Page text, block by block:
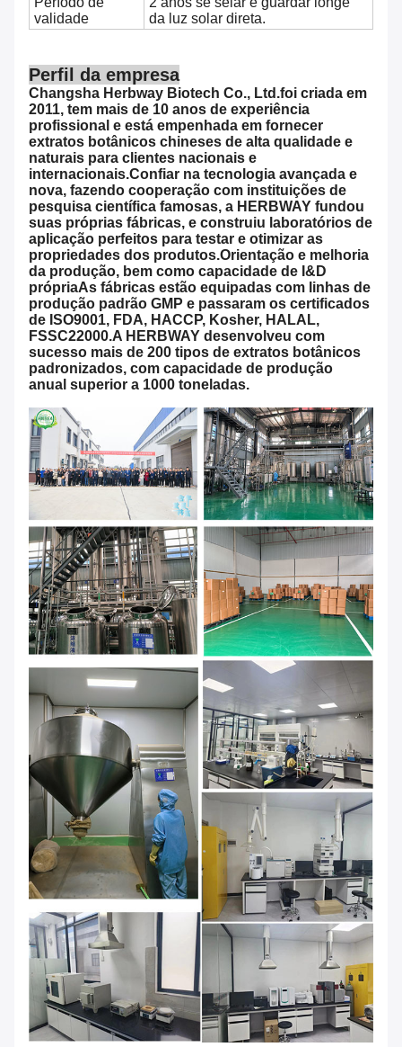
validade
da luz solar direta.
Perfil da empresa
Changsha Herbway Biotech Co., Ltd.foi criada em
2011, tem mais de 10 anos de experiência
profissional e está empenhada em fornecer
extratos botânicos chineses de alta qualidade e
naturais para clientes nacionais e
internacionais.Confiar na tecnologia avançada e
nova, fazendo cooperação com instituições de
pesquisa científica famosas, a HERBWAY fundou
suas próprias fábricas, e construiu laboratórios de
aplicação perfeitos para testar e otimizar as
propriedades dos produtos.Orientação e melhoria
da produção, bem como capacidade de I&D
própriaAs fábricas estão equipadas com linhas de
produção padrão GMP e passaram os certificados
de ISO9001, FDA, HACCP, Kosher, HALAL,
FSSC22000.A HERBWAY desenvolveu com
sucesso mais de 200 tipos de extratos botânicos
padronizados, com capacidade de produção
anual superior a 1000 toneladas.